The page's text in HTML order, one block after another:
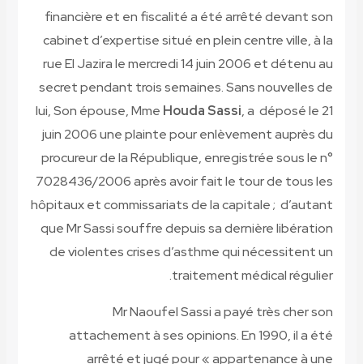
financière et en fiscalité a été arrêté devant son
cabinet d’expertise situé en plein centre ville, à la
rue El Jazira le mercredi 14 juin 2006 et détenu au
secret pendant trois semaines. Sans nouvelles de
lui, Son épouse, Mme Houda Sassi, a déposé le 21
juin 2006 une plainte pour enlèvement auprès du
procureur de la République, enregistrée sous le n°
7028436/2006 après avoir fait le tour de tous les
hôpitaux et commissariats de la capitale ; d’autant
que Mr Sassi souffre depuis sa dernière libération
de violentes crises d’asthme qui nécessitent un
traitement médical régulier.
Mr Naoufel Sassi a payé très cher son
attachement à ses opinions. En 1990, il a été
arrêté et jugé pour « appartenance à une